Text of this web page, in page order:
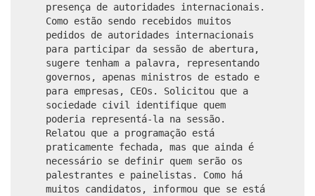
presença de autoridades internacionais.
Como estão sendo recebidos muitos
pedidos de autoridades internacionais
para participar da sessão de abertura,
sugere tenham a palavra, representando
governos, apenas ministros de estado e
para empresas, CEOs. Solicitou que a
sociedade civil identifique quem
poderia representá-la na sessão.
Relatou que a programação está
praticamente fechada, mas que ainda é
necessário se definir quem serão os
palestrantes e painelistas. Como há
muitos candidatos, informou que se está